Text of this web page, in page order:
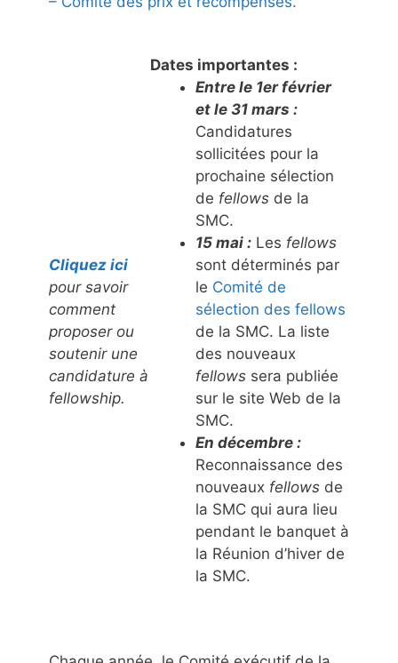
Cliquez ici
pour savoir
comment
proposer ou
soutenir une
candidature à
fellowship.
Dates importantes :
Entre le 1er février
et le 31 mars :
Candidatures
sollicitées pour la
prochaine sélection
de fellows de la
SMC.
15 mai : Les fellows
sont déterminés par
le Comité de
sélection des fellows
de la SMC. La liste
des nouveaux
fellows sera publiée
sur le site Web de la
SMC.
En décembre :
Reconnaissance des
nouveaux fellows de
la SMC qui aura lieu
pendant le banquet à
la Réunion d’hiver de
la SMC.